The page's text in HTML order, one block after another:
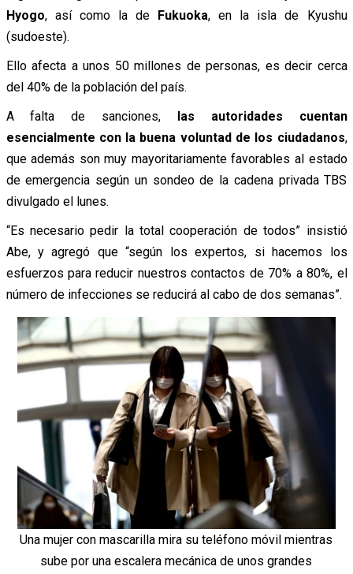
Hyogo, así como la de Fukuoka, en la isla de Kyushu
(sudoeste).
Ello afecta a unos 50 millones de personas, es decir cerca
del 40% de la población del país.
A falta de sanciones,
las autoridades cuentan
esencialmente con la buena voluntad de los ciudadanos,
que además son muy mayoritariamente favorables al estado
de emergencia según un sondeo de la cadena privada TBS
divulgado el lunes.
“Es necesario pedir la total cooperación de todos” insistió
Abe, y agregó que “según los expertos, si hacemos los
esfuerzos para reducir nuestros contactos de 70% a 80%, el
número de infecciones se reducirá al cabo de dos semanas”.
Una mujer con mascarilla mira su teléfono móvil mientras
sube por una escalera mecánica de unos grandes